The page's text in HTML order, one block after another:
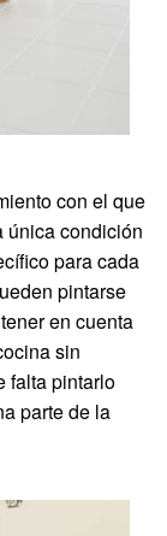
con el que
única condición
para cada
pintarse
en cuenta
sin
falta pintarlo
parte de la